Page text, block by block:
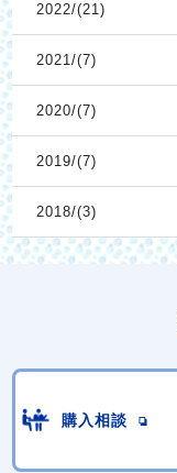
2022/(21)
2021/(7)
2020/(7)
2019/(7)
2018/(3)
購入相談